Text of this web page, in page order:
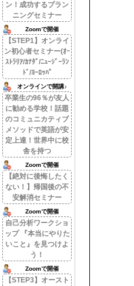
ン！成功するプラン
ニングセミナー
Zoomで開催
【STEP1】オンライ
ン初心者セミナー(ｵｰ
ｽﾄﾗﾘｱ/ｶﾅﾀﾞ/ﾆｭｰｼﾞｰﾗﾝ
ﾄﾞ/ﾖｰﾛｯﾊﾟ
オンラインで開講♪
卒業生の96％が友人
に勧める学校！話題
のコミュニカティブ
メソッドで英語が安
定上達！世界中に校
舎を持つ
Zoomで開催
【絶対に後悔したく
ない！】帰国後の不
安解消セミナー
Zoomで開催
自己分析ワークショ
ップ 『本当にやりた
いこと』を見つけよ
う！
Zoomで開催
【STEP3】オースト